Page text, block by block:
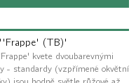
(TB)'
kvete dvoubarevnými
- standardy (vzpřímené okvětní